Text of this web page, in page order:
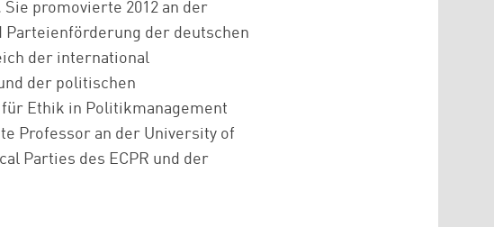
promovierte 2012 an der
der deutschen
der international
der politischen
Ethik in Politikmanagement
Professor an der University of
Parties des ECPR und der